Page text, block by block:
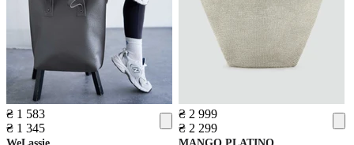
₴ 1 583
₴ 1 345
₴ 2 999
₴ 2 299